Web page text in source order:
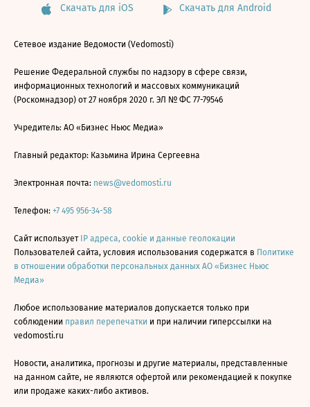
Скачать для iOS Скачать для Android
Сетевое издание Ведомости (Vedomosti)
Решение Федеральной службы по надзору в сфере связи,
информационных технологий и массовых коммуникаций
(Роскомнадзор) от 27 ноября 2020 г. ЭЛ № ФС 77-79546
Учредитель: АО «Бизнес Ньюс Медиа»
Главный редактор: Казьмина Ирина Сергеевна
Электронная почта: news@vedomosti.ru
Телефон: +7 495 956-34-58
Сайт использует IP адреса, cookie и данные геолокации
Пользователей сайта, условия использования содержатся в Политике
в отношении обработки персональных данных АО «Бизнес Ньюс
Медиа»
Любое использование материалов допускается только при
соблюдении правил перепечатки и при наличии гиперссылки на
vedomosti.ru
Новости, аналитика, прогнозы и другие материалы, представленные
на данном сайте, не являются офертой или рекомендацией к покупке
или продаже каких-либо активов.